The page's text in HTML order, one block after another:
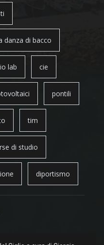
danza di bacco
lab cie
pontili
tim
di studio
diportismo